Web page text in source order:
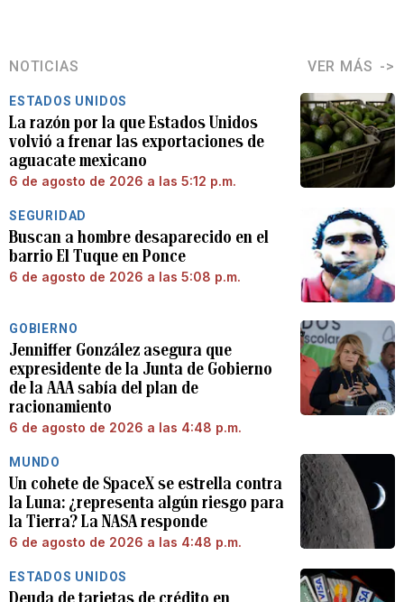
NOTICIAS VER MÁS
ESTADOS UNIDOS
La razón por la que Estados Unidos
volvió a frenar las exportaciones de
aguacate mexicano
6 de agosto de 2026 a las 5:12 p.m.
SEGURIDAD
Buscan a hombre desaparecido en el
barrio El Tuque en Ponce
6 de agosto de 2026 a las 5:08 p.m.
GOBIERNO
Jenniffer González asegura que
expresidente de la Junta de Gobierno
de la AAA sabía del plan de
racionamiento
6 de agosto de 2026 a las 4:48 p.m.
MUNDO
Un cohete de SpaceX se estrella contra
la Luna: ¿representa algún riesgo para
la Tierra? La NASA responde
6 de agosto de 2026 a las 4:48 p.m.
ESTADOS UNIDOS
Deuda de tarjetas de crédito en